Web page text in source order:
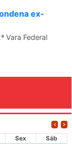
ex-
Vara Federal
Sex
Sáb